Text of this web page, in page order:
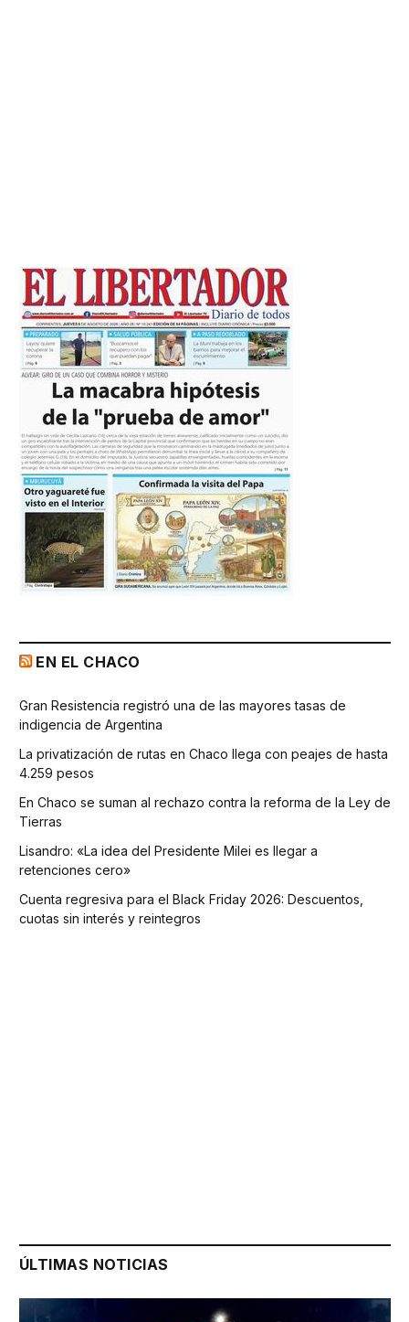
EN EL CHACO
Gran Resistencia registró una de las mayores tasas de
indigencia de Argentina
La privatización de rutas en Chaco llega con peajes de hasta
4.259 pesos
En Chaco se suman al rechazo contra la reforma de la Ley de
Tierras
Lisandro: «La idea del Presidente Milei es llegar a
retenciones cero»
Cuenta regresiva para el Black Friday 2026: Descuentos,
cuotas sin interés y reintegros
ÚLTIMAS NOTICIAS